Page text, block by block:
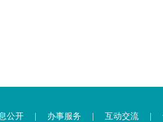
公开 办事服务 互动交流